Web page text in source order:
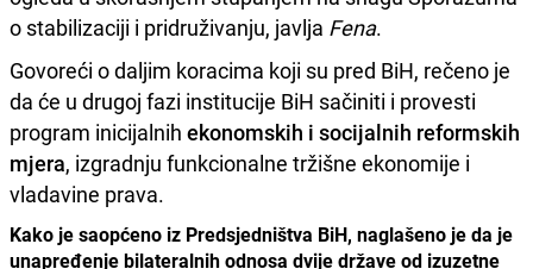
o stabilizaciji i pridruživanju, javlja Fena.
Govoreći o daljim koracima koji su pred BiH, rečeno je
da će u drugoj fazi institucije BiH sačiniti i provesti
program inicijalnih ekonomskih i socijalnih reformskih
mjera, izgradnju funkcionalne tržišne ekonomije i
vladavine prava.
Kako je saopćeno iz Predsjedništva BiH, naglašeno je da je
unapređenje bilateralnih odnosa dvije države od izuzetne